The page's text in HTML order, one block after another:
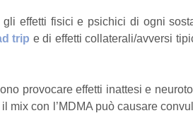
gli effetti fisici e psichici di ogni
trip e di effetti collaterali/avversi
provocare effetti inattesi e
mix con l’MDMA può causare